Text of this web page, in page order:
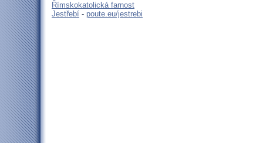
Římskokatolická farnost
Jestřebí - poute.eu/jestrebi